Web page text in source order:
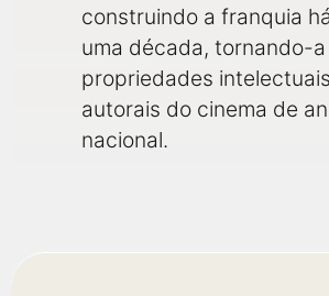
construindo a franquia
uma década, tornando-
propriedades
autorais do cinema de
nacional.